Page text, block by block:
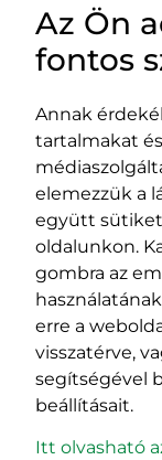
HASZNOS LINKEK
400029
Fürdő (Card.
tel/fax:
email:
Az Ön
fontos
Annak
tartalmakat
elemezzük a
együtt sütiket
oldalunkon.
gombra az
erre a
visszatérve,
segítségével
beállításait.
Itt olvasható